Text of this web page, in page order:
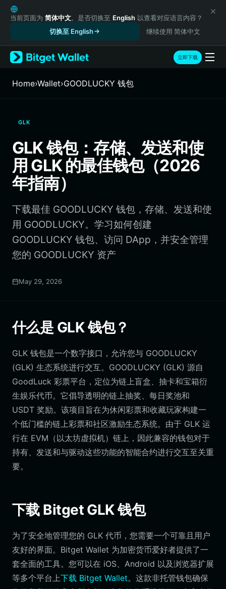
English
日本語
Русский
Español (Latinoamérica)
Türkçe
Italiano
繁體中文
Português (Portugal)
Bahasa Indonesia
ภาษาไทย
हिन्दी
Português (Brasil)
Español (Argentina)
当前页面为 简体中文。是否切换至 English 以查看对应语言内容？
切换至 English
继续使用 简体中文
立即下载
Home›Wallet›GOODLUCKY 钱包
GLK
GLK 钱包：存储、发送和使
用 GLK 的最佳钱包（2026
年指南）
下载最佳 GOODLUCKY 钱包，存储、发送和使
用 GOODLUCKY。学习如何创建
GOODLUCKY 钱包、访问 DApp，并安全管理
您的 GOODLUCKY 资产
May 29, 2026
什么是 GLK 钱包？
GLK 钱包是一个数字接口，允许您与 GOODLUCKY
(GLK) 生态系统进行交互。GOODLUCKY (GLK) 源自
GoodLuck 彩票平台，定位为链上盲盒、抽卡和宝箱衍
生娱乐代币。它倡导透明的链上抽奖、每日奖池和
USDT 奖励。该项目旨在为休闲彩票和收藏玩家构建一
个低门槛的链上彩票和社区激励生态系统。由于 GLK 运
行在 EVM（以太坊虚拟机）链上，因此兼容的钱包对于
持有、发送和与驱动这些功能的智能合约进行交互至关重
要。
下载 Bitget GLK 钱包
为了安全地管理您的 GLK 代币，您需要一个可靠且用户
友好的界面。Bitget Wallet 为加密货币爱好者提供了一
套全面的工具。您可以在 iOS、Android 以及浏览器扩展
等多个平台上下载 Bitget Wallet。这款非托管钱包确保